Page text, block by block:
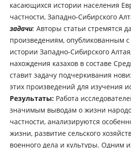
касающихся истории населения
частности, Западно-Сибирского
задачи: Авторы статьи стремятся
произведениям, опубликованным
истории Западно-Сибирского
нахождения казахов в составе
ставит задачу подчеркивания
этих произведений для изучения
Результаты:Работа
значимым выводам о жизни
частности, анализируются
жизни, развитие сельского
военного дела и культуры. Одним